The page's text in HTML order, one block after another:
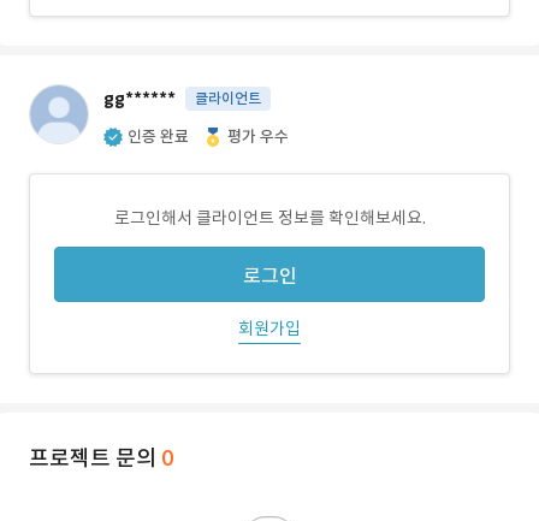
gg****** 클라이언트
인증 완료 평가 우수
로그인해서 클라이언트 정보를 확인해보세요.
로그인
회원가입
프로젝트 문의 0